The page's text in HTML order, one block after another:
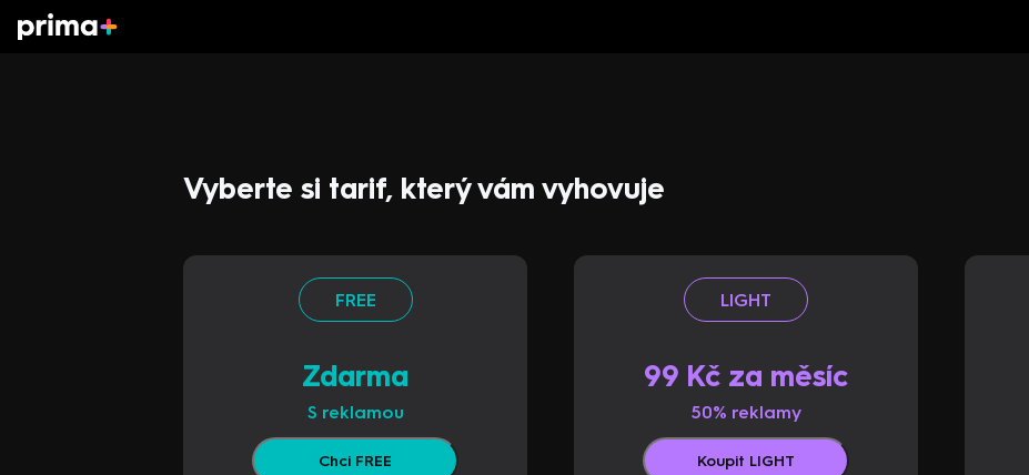
Vyberte si tarif, který vám vyhovuje
FREE
Zdarma
S reklamou
Chci FREE
LIGHT
99 Kč za měsíc
50% reklamy
Koupit LIGHT